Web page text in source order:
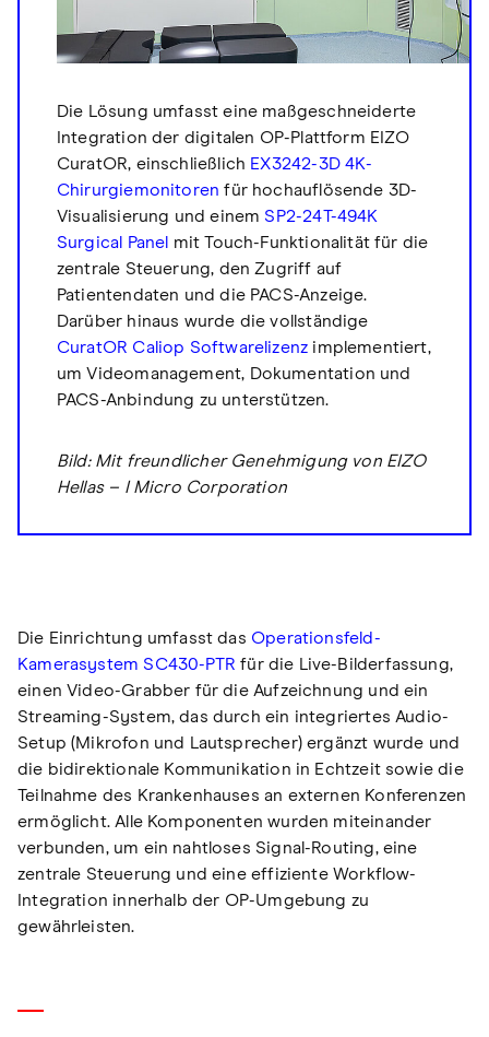
Die Lösung umfasst eine maßgeschneiderte
Integration der digitalen OP-Plattform EIZO
CuratOR, einschließlich EX3242-3D 4K-
Chirurgiemonitoren für hochauflösende 3D-
Visualisierung und einem SP2-24T-494K
Surgical Panel mit Touch-Funktionalität für die
zentrale Steuerung, den Zugriff auf
Patientendaten und die PACS-Anzeige.
Darüber hinaus wurde die vollständige
CuratOR Caliop Softwarelizenz implementiert,
um Videomanagement, Dokumentation und
PACS-Anbindung zu unterstützen.
Bild: Mit freundlicher Genehmigung von EIZO
Hellas – I Micro Corporation
Die Einrichtung umfasst das Operationsfeld-
Kamerasystem SC430-PTR für die Live-Bilderfassung,
einen Video-Grabber für die Aufzeichnung und ein
Streaming-System, das durch ein integriertes Audio-
Setup (Mikrofon und Lautsprecher) ergänzt wurde und
die bidirektionale Kommunikation in Echtzeit sowie die
Teilnahme des Krankenhauses an externen Konferenzen
ermöglicht. Alle Komponenten wurden miteinander
verbunden, um ein nahtloses Signal-Routing, eine
zentrale Steuerung und eine effiziente Workflow-
Integration innerhalb der OP-Umgebung zu
gewährleisten.